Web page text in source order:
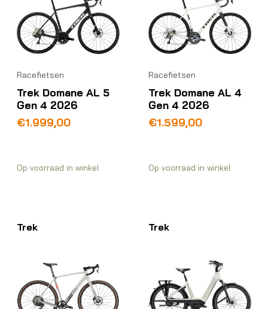
Racefietsen
Trek Domane AL 5
Gen 4 2026
€1.999,00
Op voorraad in winkel
Racefietsen
Trek Domane AL 4
Gen 4 2026
€1.599,00
Op voorraad in winkel
Trek Trek